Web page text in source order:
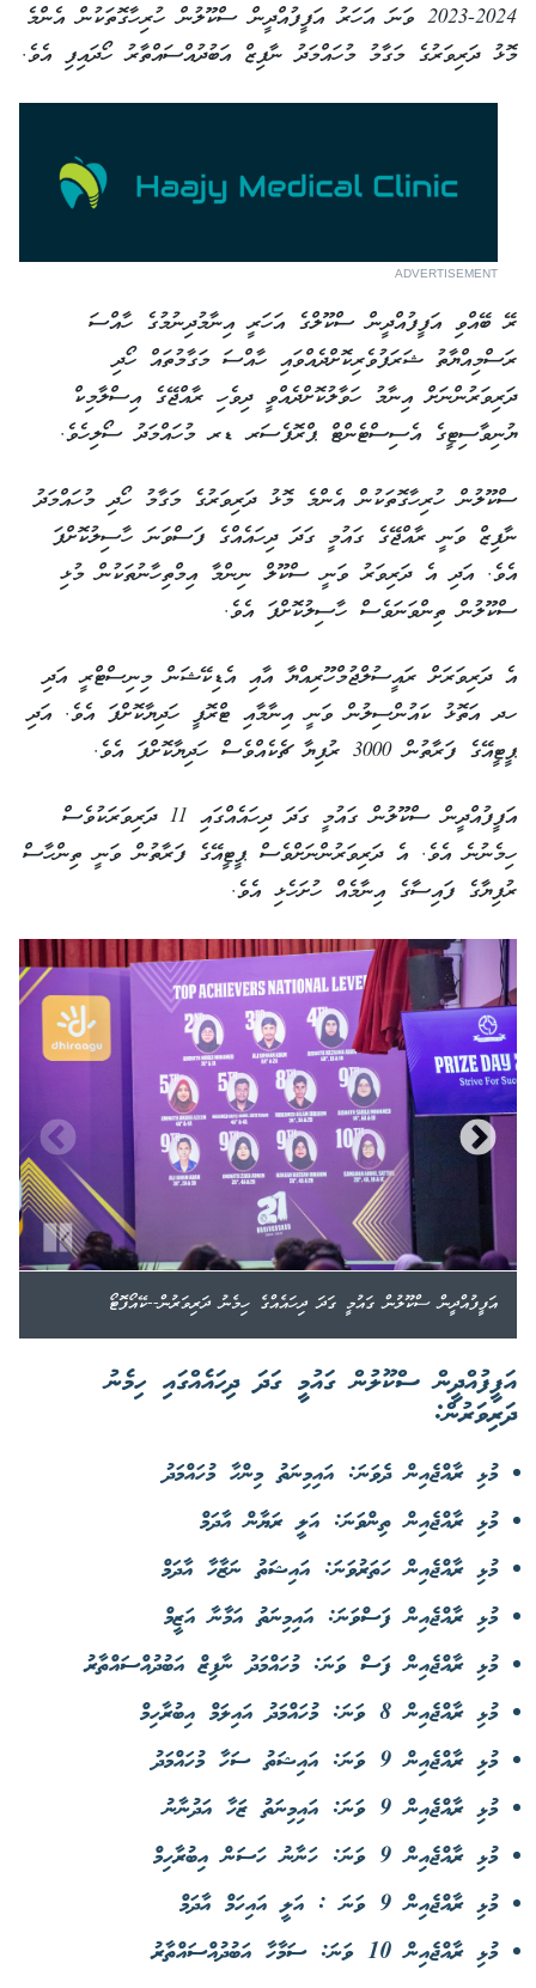
2023-2024 ވަނަ އަހަރު އަފީފުއްދީން ސްކޫލުން ހުރިހާގޮތަކުން އެންމެ
މޮޅު ދަރިވަރުގެ މަގާމު މުހައްމަދު ނާފިޒް އަބުދުއްސައްތާރު ހޯދައިފި އެވެ.
ADVERTISEMENT
ރޭ ބޭއްވި އަފީފުއްދީން ސްކޫލްގެ އަހަރީ އިނާމުދިނުމުގެ ހާއްސަ
ރަސްމިއްޔާތު ޝަރަފުވެރިކޮށްދެއްވައި ހާއްސަ މަގާމުތައް ހޯދި
ދަރިވަރުންނަށް އިނާމު ހަވާލުކޮށްދެއްވީ ދިވެހި ރާއްޖޭގެ އިސްލާމިކް
ޔުނިވާސިޓީގެ އެސިސްޓެންޓް ޕްރޮފެސަރ ޑރ މުހައްމަދު ސޯލިހެވެ.
ސްކޫލުން ހުރިހާގޮތަކުން އެންމެ މޮޅު ދަރިވަރުގެ މަގާމު ހޯދި މުހައްމަދު
ނާފިޒް ވަނީ ރާއްޖޭގެ ގައުމީ ގަދަ ދިހައެއްގެ ފަސްވަނަ ހާސިލުކޮށްފަ
އެވެ. އަދި އެ ދަރިވަރު ވަނީ ސްކޫލް ނިންމާ އިމްތިހާނުތަކުން މުޅި
ސްކޫލުން ތިންވަނަވެސް ހާސިލުކޮށްފަ އެވެ.
އެ ދަރިވަރަށް ރައީސުލްޖުމްހޫރިއްޔާ އާއި އެޑިކޭޝަން މިނިސްޓްރީ އަދި
ހދ އަތޮޅު ކައުންސިލުން ވަނީ އިނާމާއި ޓްރޮފީ ހަދިޔާކޮށްފަ އެވެ. އަދި
ޕީޓީއޭގެ ފަރާތުން 3000 ރުފިޔާ ޗެކެއްވެސް ހަދިޔާކޮށްފަ އެވެ.
އަފީފުއްދީން ސްކޫލުން ގައުމީ ގަދަ ދިހައެއްގައި 11 ދަރިވަރަކުވެސް
ހިމެނުނެ އެވެ. އެ ދަރިވަރުންނަށްވެސް ޕީޓީއޭގެ ފަރާތުން ވަނީ ތިންހާސް
ރުފިޔާގެ ފައިސާގެ އިނާމެއް ހުށަހެޅި އެވެ.
އަފީފުއްދީން ސްކޫލުން ގައުމީ ގަދަ ދިހައެއްގެ ހިމެނު ދަރިވަރުން--ކޭއޯފޮޓޯ
އަފީފުއްދީން ސްކޫލުން ގައުމީ ގަދަ ދިހައެއްގައި ހިމެނު
ދަރިވަރުން:
މުޅި ރާއްޖެއިން ދެވަނަ: އައިމިނަތު މިންހާ މުހައްމަދު
މުޅި ރާއްޖެއިން ތިންވަނަ: އަލީ ރަޔާން އާދަމް
މުޅި ރާއްޖެއިން ހަތަރުވަނަ: އައިޝަތު ނަޒާހާ އާދަމް
މުޅި ރާއްޖެއިން ފަސްވަނަ: އައިމިނަތު އަމާނާ އަޒީމް
މުޅި ރާއްޖެއިން ފަސް ވަނަ: މުހައްމަދު ނާފިޒް އަބުދުއްސައްތާރު
މުޅި ރާއްޖެއިން 8 ވަނަ: މުހައްމަދު އައިލަމް އިބުރާހިމް
މުޅި ރާއްޖެއިން 9 ވަނަ: އައިޝަތު ސަހާ މުހައްމަދު
މުޅި ރާއްޖެއިން 9 ވަނަ: އައިމިނަތު ޒަހާ އަދުނާނު
މުޅި ރާއްޖެއިން 9 ވަނަ: ހަނާނު ހަސަން އިބުރާހިމް
މުޅި ރާއްޖެއިން 9 ވަނަ : އަލީ އައިހަމް އާދަމް
މުޅި ރާއްޖެއިން 10 ވަނަ: ސަމާހާ އަބުދުއްސައްތާރު